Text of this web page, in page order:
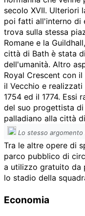
secolo XVII. Ulteriori
poi fatti all'interno di
trova sulla stessa
Romane e la
città di Bath è stata
dell'umanità. Altro
Royal Crescent con
il Vecchio e
1754 ed il 1774. Essi
del suo progettista
palladiano alla città
Lo stesso
Tra le altre opere di
parco pubblico di
a utilizzo gratuito da
lo stadio della
Economia